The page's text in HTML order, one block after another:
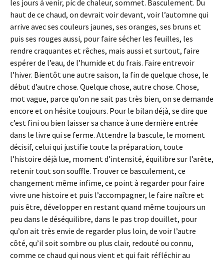
les jours à venir, pic de chaleur, sommet. Basculement. Du
haut de ce chaud, on devrait voir devant, voir l’automne qui
arrive avec ses couleurs jaunes, ses oranges, ses bruns et
puis ses rouges aussi, pour faire sécher les feuilles, les
rendre craquantes et rêches, mais aussi et surtout, faire
espérer de l’eau, de l’humide et du frais. Faire entrevoir
l’hiver. Bientôt une autre saison, la fin de quelque chose, le
début d’autre chose. Quelque chose, autre chose. Chose,
mot vague, parce qu’on ne sait pas très bien, on se demande
encore et on hésite toujours. Pour le bilan déjà, se dire que
c’est fini ou bien laisser sa chance à une dernière entrée
dans le livre qui se ferme. Attendre la bascule, le moment
décisif, celui qui justifie toute la préparation, toute
l’histoire déjà lue, moment d’intensité, équilibre sur l’arête,
retenir tout son souffle. Trouver ce basculement, ce
changement même infime, ce point à regarder pour faire
vivre une histoire et puis l’accompagner, le faire naître et
puis être, développer en restant quand même toujours un
peu dans le déséquilibre, dans le pas trop douillet, pour
qu’on ait très envie de regarder plus loin, de voir l’autre
côté, qu’il soit sombre ou plus clair, redouté ou connu,
comme ce chaud qui nous vient et qui fait réfléchir au